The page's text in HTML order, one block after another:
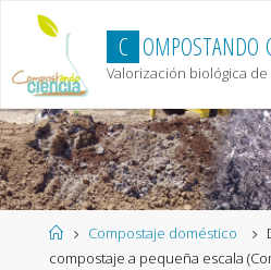
content
C OMPOSTANDO
Valorización biológica
HomeCompostaje doméstico
compostaje a pequeña escala